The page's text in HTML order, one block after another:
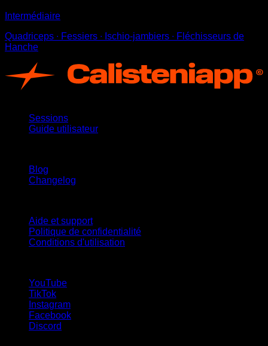
Intermédiaire
Quadriceps ∙ Fessiers ∙ Ischio-jambiers ∙ Fléchisseurs de
Hanche
Sessions
Guide utilisateur
Blog
Changelog
Aide et support
Politique de confidentialité
Conditions d'utilisation
YouTube
TikTok
Instagram
Facebook
Discord